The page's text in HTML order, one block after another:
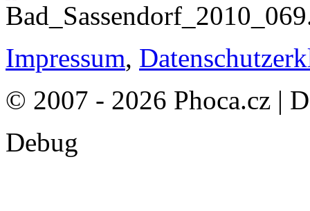
Impressum,
© 2007 - 2026 Phoca.cz |
Debug